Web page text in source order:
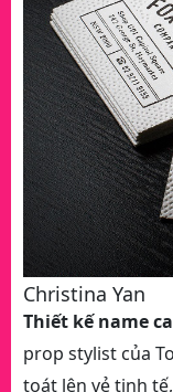
Christina Yan
Thiết kế name
prop stylist của
toát lên vẻ tinh